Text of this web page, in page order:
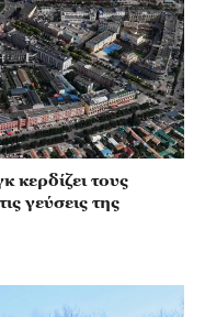
κερδίζει τους
γεύσεις της